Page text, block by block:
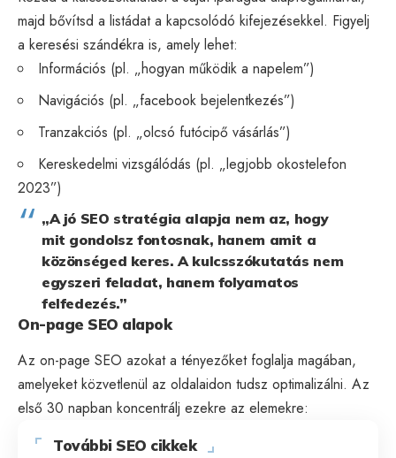
majd bővítsd a listádat a kapcsolódó kifejezésekkel. Figyelj
a keresési szándékra is, amely lehet:
Információs (pl. „hogyan működik a napelem”)
Navigációs (pl. „facebook bejelentkezés”)
Tranzakciós (pl. „olcsó futócipő vásárlás”)
Kereskedelmi vizsgálódás (pl. „legjobb okostelefon
2023”)
„A jó SEO stratégia alapja nem az, hogy
mit gondolsz fontosnak, hanem amit a
közönséged keres. A kulcsszókutatás nem
egyszeri feladat, hanem folyamatos
felfedezés.”
On-page SEO alapok
Az on-page SEO azokat a tényezőket foglalja magában,
amelyeket közvetlenül az oldalaidon tudsz optimalizálni. Az
első 30 napban koncentrálj ezekre az elemekre:
További SEO cikkek